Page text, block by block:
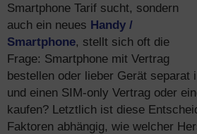
Smartphone Tarif sucht, sondern
auch ein neues Handy /
Smartphone, stellt sich oft die
Frage: Smartphone mit Vertrag
bestellen oder lieber Gerät separat
und einen SIM-only Vertrag oder
kaufen? Letztlich ist diese
Faktoren abhängig, wie welcher